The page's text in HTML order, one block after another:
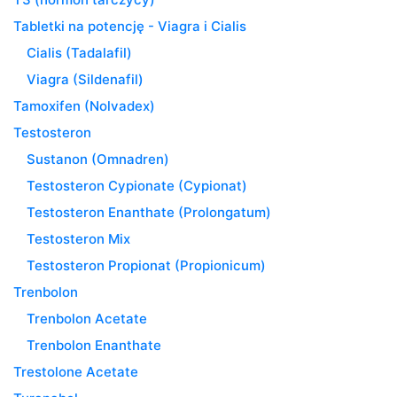
Tabletki na potencję - Viagra i Cialis
Cialis (Tadalafil)
Viagra (Sildenafil)
Tamoxifen (Nolvadex)
Testosteron
Sustanon (Omnadren)
Testosteron Cypionate (Cypionat)
Testosteron Enanthate (Prolongatum)
Testosteron Mix
Testosteron Propionat (Propionicum)
Trenbolon
Trenbolon Acetate
Trenbolon Enanthate
Trestolone Acetate